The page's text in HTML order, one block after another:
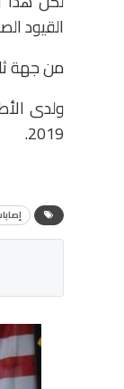
القيود
من جهة
2019.